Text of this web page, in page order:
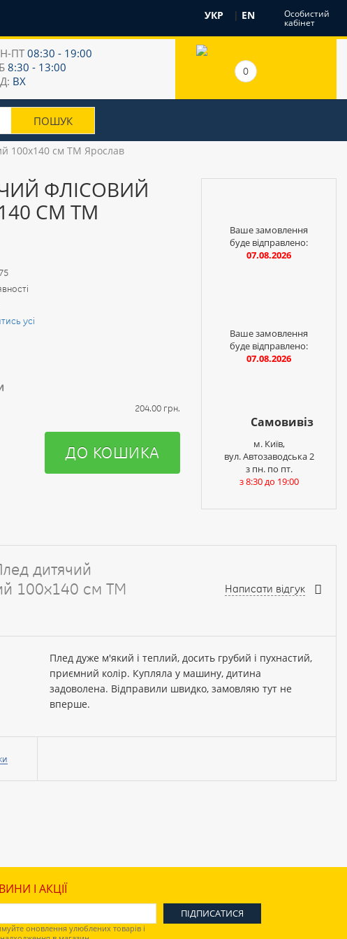
УКР | EN Особистий
кабінет
ПТ08:30 - 19:00
8:30 - 13:00
ВХ
0
100х140 см ТМ Ярослав
ФЛІСОВИЙ
СМ ТМ
усі
204.00 грн.
ДО КОШИКА
Ваше замовлення
буде відправлено:
07.08.2026
Ваше замовлення
буде відправлено:
07.08.2026
Самовивіз
м. Київ,
вул. Автозаводська 2
з пн. по пт.
з 8:30 до 19:00
дитячий
100х140 см ТМ
Написати відгук
Плед дуже м'який і теплий, досить грубий і пухнастий,
приємний колір. Купляла у машину, дитина
задоволена. Відправили швидко, замовляю тут не
вперше.
І АКЦІЇ
оновлення улюблених товарів і